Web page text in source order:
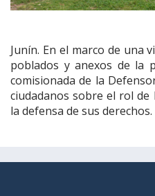
Junín. En el marco de una
poblados y anexos de la
comisionada de la
ciudadanos sobre el rol
la defensa de sus derechos.